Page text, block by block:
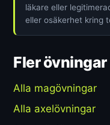
läkare eller
eller osäkerhet kring
Fler övningar
Alla magövningar
Alla axelövningar